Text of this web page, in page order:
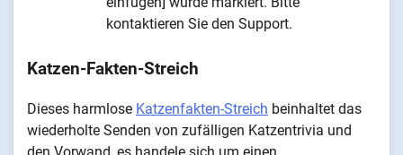
kontaktieren Sie den Support.
Katzen-Fakten-Streich
Dieses harmlose Katzenfakten-Streich beinhaltet das
wiederholte Senden von zufälligen Katzentrivia und